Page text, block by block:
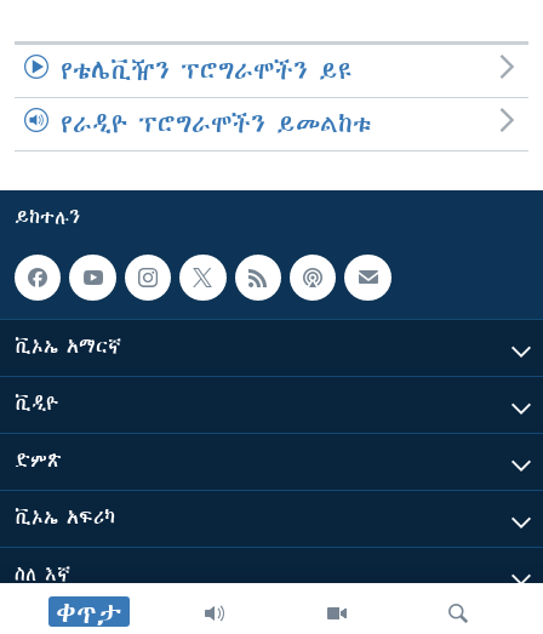
ቀጥታ
የቴሌቪዥን ፕሮግራሞችን ይዩ
የራዲዮ ፕሮግራሞችን ይመልከቱ
ይከተሉን
ቪኦኤ አማርኛ
ቪዲዮ
ድምጽ
ቪኦኤ አፍሪካ
ስለ እኛ